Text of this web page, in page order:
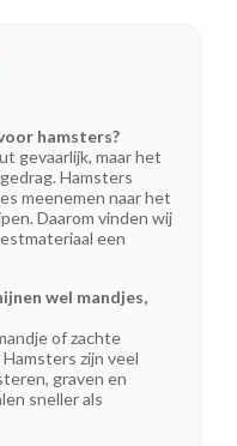
hamsters?
gevaarlijk, maar het
Hamsters
meenemen naar het
Daarom vinden wij
een
wel mandjes,
of zachte
zijn veel
graven en
sneller als